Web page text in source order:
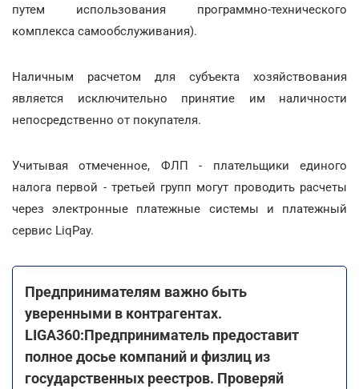
путем использования программно-технического
комплекса самообслуживания).
Наличным расчетом для субъекта хозяйствования
является исключительно принятие им наличности
непосредственно от покупателя.
Учитывая отмеченное, ФЛП - плательщики единого
налога первой - третьей групп могут проводить расчеты
через электронные платежные системы и платежный
сервис LiqPay.
Предпринимателям важно быть
уверенными в контрагентах.
LIGA360:Предприниматель предоставит
полное досье компаний и физлиц из
государственных реестров. Проверяй